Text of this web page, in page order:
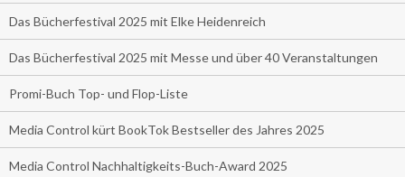
Das Bücherfestival 2025 mit Elke Heidenreich
Das Bücherfestival 2025 mit Messe und über 40 Veranstaltungen
Promi-Buch Top- und Flop-Liste
Media Control kürt BookTok Bestseller des Jahres 2025
Media Control Nachhaltigkeits-Buch-Award 2025